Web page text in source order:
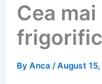
Cea
By Anca /August